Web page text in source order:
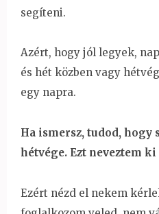
segíteni.
Azért, hogy jól legyek,
és hét közben vagy
egy napra.
Ha ismersz, tudod, hogy
hétvége. Ezt neveztem ki
Ezért nézd el nekem